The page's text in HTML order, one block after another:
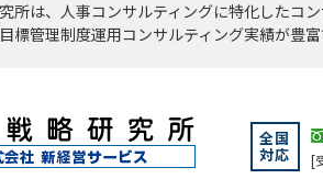
所は、人事コンサルティングに特化したコ
標管理制度運用コンサルティング実績が豊富
全国
対応 [